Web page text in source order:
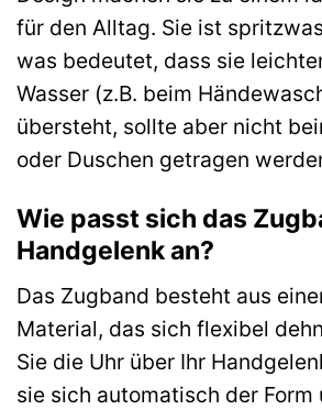
für den Alltag. Sie ist
was bedeutet, dass sie
Wasser (z.B. beim
übersteht, sollte aber nicht
oder Duschen getragen
Wie passt sich das
Handgelenk an?
Das Zugband besteht aus
Material, das sich flexibel
Sie die Uhr über Ihr
sie sich automatisch der Form